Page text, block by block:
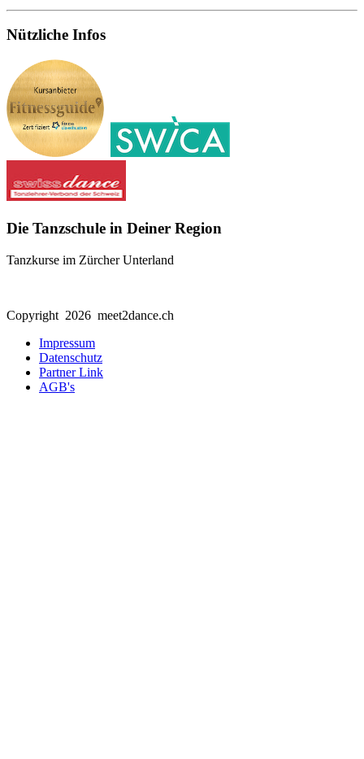
Nützliche Infos
Die Tanzschule in Deiner Region
Tanzkurse im Zürcher Unterland
Copyright 2026 meet2dance.ch
Impressum
Datenschutz
Partner Link
AGB's